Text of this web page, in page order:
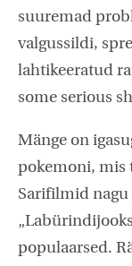
suuremad
valgussildi,
lahtikeeratud
some serious
Mänge on
pokemoni, mis
Sarifilmid nagu
populaarsed.